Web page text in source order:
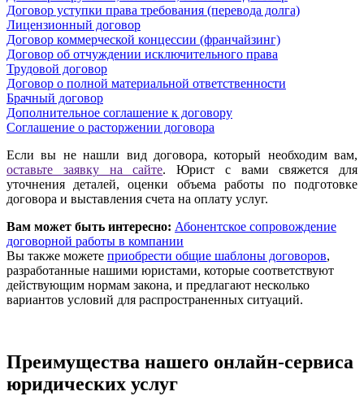
Договор уступки права требования (перевода долга)
Лицензионный договор
Договор коммерческой концессии (франчайзинг)
Договор об отчуждении исключительного права
Трудовой договор
Договор о полной материальной ответственности
Брачный договор
Дополнительное соглашение к договору
Соглашение о расторжении договора
Если вы не нашли вид договора, который необходим вам,
оставьте заявку на сайте. Юрист с вами свяжется для
уточнения деталей, оценки объема работы по подготовке
договора и выставления счета на оплату услуг.
Вам может быть интересно: Абонентское сопровождение
договорной работы в компании
Вы также можете приобрести общие шаблоны договоров,
разработанные нашими юристами, которые соответствуют
действующим нормам закона, и предлагают несколько
вариантов условий для распространенных ситуаций.
Преимущества нашего онлайн-сервиса
юридических услуг